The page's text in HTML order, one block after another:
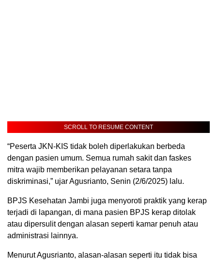
SCROLL TO RESUME CONTENT
“Peserta JKN-KIS tidak boleh diperlakukan berbeda
dengan pasien umum. Semua rumah sakit dan faskes
mitra wajib memberikan pelayanan setara tanpa
diskriminasi,” ujar Agusrianto, Senin (2/6/2025) lalu.
BPJS Kesehatan Jambi juga menyoroti praktik yang kerap
terjadi di lapangan, di mana pasien BPJS kerap ditolak
atau dipersulit dengan alasan seperti kamar penuh atau
administrasi lainnya.
Menurut Agusrianto, alasan-alasan seperti itu tidak bisa